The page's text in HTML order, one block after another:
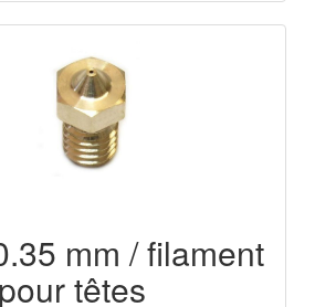
mm / filament
têtes